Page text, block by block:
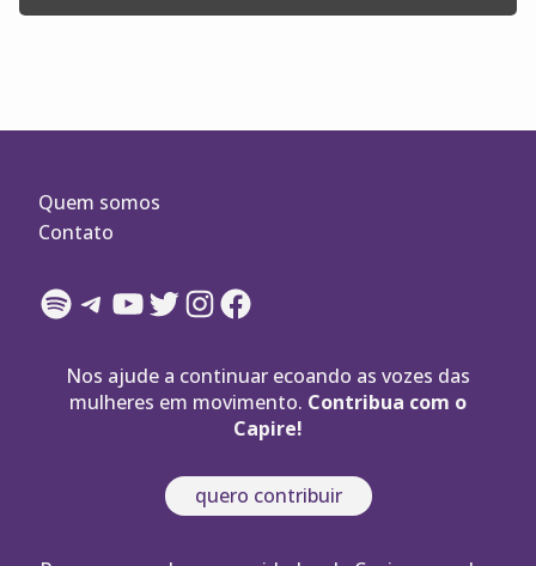
Quem somos
Contato
Spotify
Telegram
YouTube
Twitter
Instagram
Facebook
Nos ajude a continuar ecoando as vozes das
mulheres em movimento. Contribua com o
Capire!
quero contribuir